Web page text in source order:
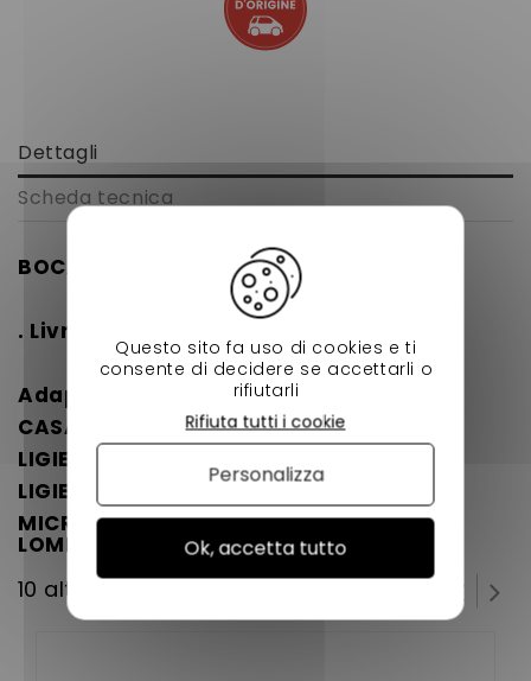
Dettagli
Scheda tecnica
BOCAL DE VASE D’EXPANSION ORIGINE
. Livré
Adaptable sur :
CASALINI
tous modèles
LIGIER 162
LIGIER AMBRA
MICROCAR MGO1moteurs YANMAR et
LOMBARDINI 523 MPI
10 altri prodotti della stessa categoria:
Questo sito fa uso di cookies e ti
consente di decidere se accettarli o
rifiutarli
Ok, accetta tutto
Rifiuta tutti i cookie
Personalizza